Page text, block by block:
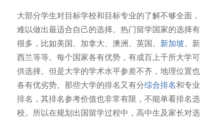
大部分学生对目标学校和目标专业的了解不够全面，
难以做出最适合自己的选择。热门留学国家的选择有
很多，比如美国、加拿大、澳洲、英国、 新加坡 、新
西兰等等。每个国家各有优势，有成百上千所大学可
供选择。但是大学的学术水平参差不齐，地理位置也
各有优劣势。那些大学的排名又有分综合排名和专业
排名，其排名参考价值也非常有限，不能单看排名选
校。所以在规划出国留学过程中，高中生及家长对选